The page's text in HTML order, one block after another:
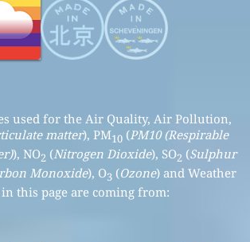
used for the Air Quality, Air Pollution,
matter), PM10(PM10 (Respirable
), NO2 (Nitrogen Dioxide), SO2 (Sulphur
Monoxide), O3 (Ozone) and Weather
in this page are coming from: